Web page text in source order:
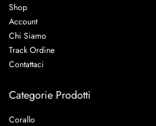
Categorie Prodotti
Corallo
Shop
Account
Chi Siamo
Track Ordine
Contattaci